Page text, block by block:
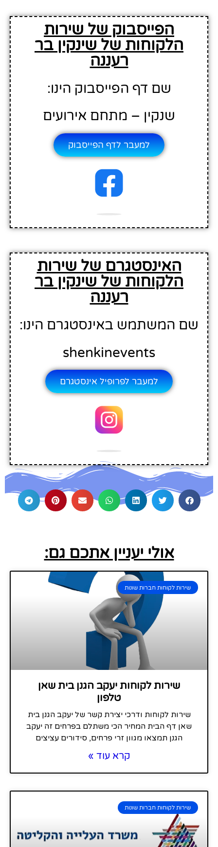
הפייסבוק של שירות
הלקוחות של שינקין בר
רעננה
שם דף הפייסבוק הינו:
שנקין – מתחם אירועים
למעבר לדף הפייסבוק
האינסטגרם של שירות
הלקוחות של שינקין בר
רעננה
שם המשתמש באינסטגרם הינו:
shenkinevents
למעבר לפרופיל אינסטגרם
אולי יעניין אתכם גם:
שירות לקוחות חברות שונות
שירות לקוחות יעקב הגנן בית שאן
טלפון
שירות לקוחות ודרכי יצירת קשר של יעקב הגנן בית
שאן דף הבית המחיר הכי משתלם בפרחים זה יעקב
הגנן תמצאו מגוון זרי פרחים, סידורים עציצים
קרא עוד »
שירות לקוחות חברות שונות